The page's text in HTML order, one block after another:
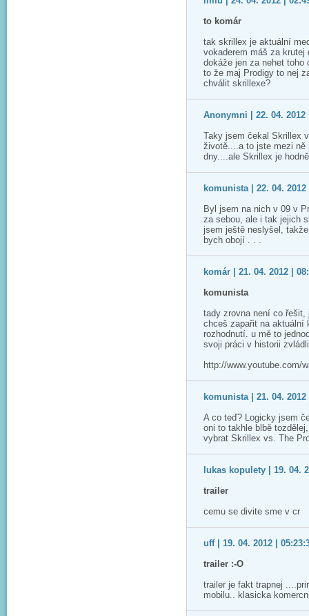
to komár
tak skrillex je aktuální
vokaderem máš za krutej
dokáže jen za nehet toho
to že maj Prodigy to nej
chválit skrillexe?
Anonymni | 22. 04. 2012
Taky jsem čekal Skrillex
životě....a to jste mezi ně
dny....ale Skrillex je
komunista | 22. 04. 2012
Byl jsem na nich v 09 v
za sebou, ale i tak jejich
jsem ještě neslyšel,
bych obojí . . .
komár | 21. 04. 2012 |
komunista
tady zrovna není co
chceš zapařit na aktuální
rozhodnutí. u mě to
svoji práci v historii
http://www.youtube.com/
komunista | 21. 04. 2012
A co teď? Logicky jsem
oni to takhle blbě
vybrat Skrillex vs. The
lukas kopulety | 19. 04.
trailer
cemu se divite sme v cr
uff | 19. 04. 2012 |
trailer :-O
trailer je fakt trapnej
mobilu.. klasicka